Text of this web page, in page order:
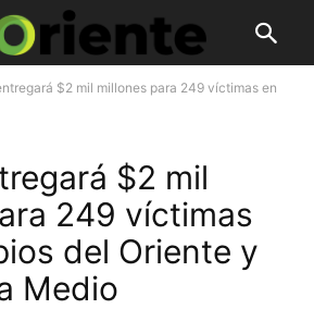
$2 mil millones para 249 víctimas en
$2 mil
249 víctimas
del Oriente y
Medio